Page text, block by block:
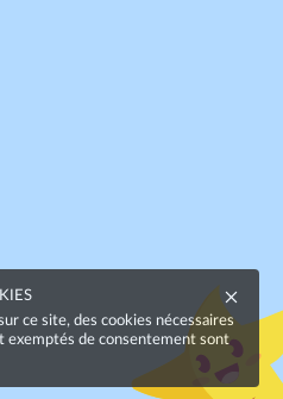
ce site, des cookies nécessaires
exemptés de consentement sont